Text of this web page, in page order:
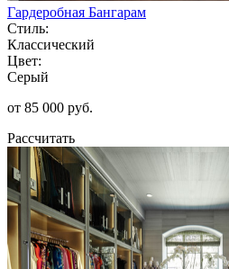
Гардеробная Бангарам
Стиль:
Классический
Цвет:
Серый
от 85 000 руб.
Рассчитать